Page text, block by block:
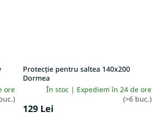
ore
Protecție pentru saltea 140x200
Dormea
În stoc | Expediem în 24 de ore
(>6 buc.)
129 Lei